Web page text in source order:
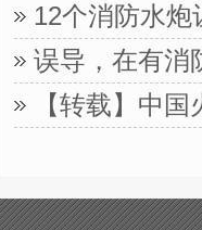
12个消防水
误导，在有消
【转载】中